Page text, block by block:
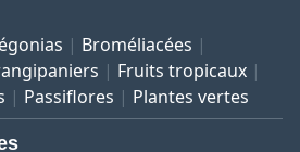
Broméliacées
Fruits tropicaux
Passiflores Plantes vertes